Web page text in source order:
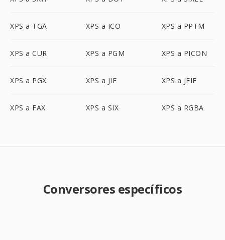
XPS a TGA XPS a ICO XPS a PPTM
XPS a CUR XPS a PGM XPS a PICON
XPS a PGX XPS a JIF XPS a JFIF
XPS a FAX XPS a SIX XPS a RGBA
Conversores específicos